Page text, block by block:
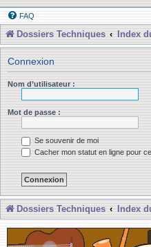
FAQ
Dossiers Techniques Index
Connexion
Nom d’utilisateur :
Mot de passe :
Se souvenir de moi
Cacher mon statut en ligne pour
Dossiers Techniques Index